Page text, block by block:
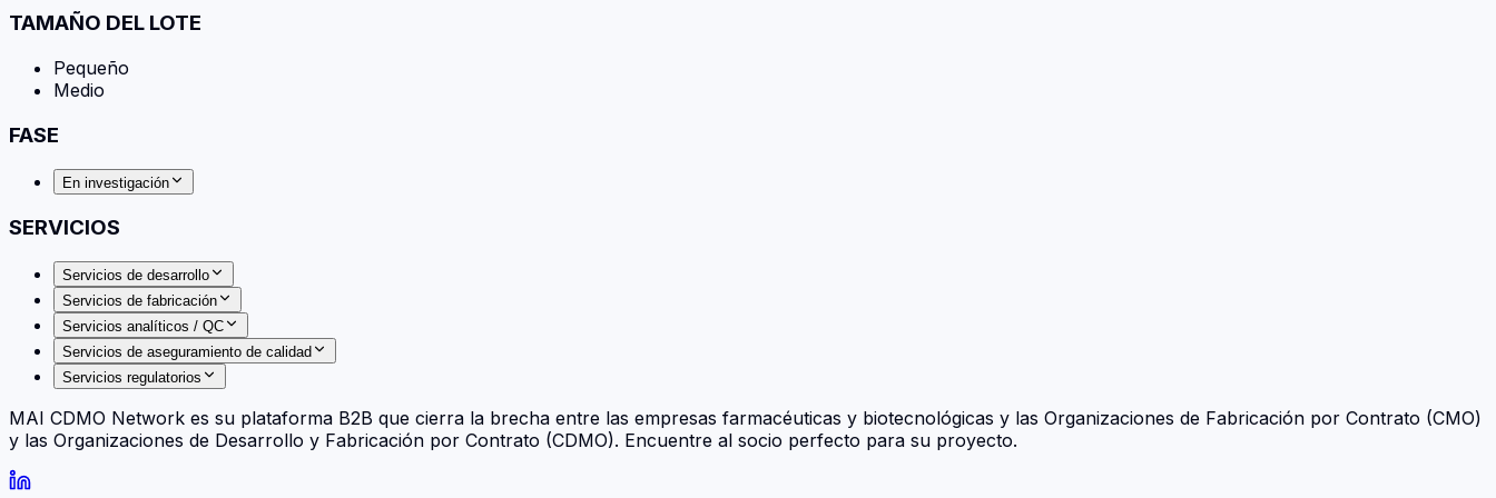
TAMAÑO DEL LOTE
Pequeño
Medio
FASE
En investigación
SERVICIOS
Servicios de desarrollo
Servicios de fabricación
Servicios analíticos / QC
Servicios de aseguramiento de calidad
Servicios regulatorios
MAI CDMO Network es su plataforma B2B que cierra la brecha entre las empresas farmacéuticas y biotecnológicas y las Organizaciones de Fabricación por Contrato (CMO)
y las Organizaciones de Desarrollo y Fabricación por Contrato (CDMO). Encuentre al socio perfecto para su proyecto.